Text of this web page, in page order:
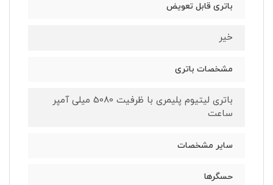
باتری قابل تعویض
خیر
مشخصات باتری
باتری لیتیوم پلیمری با ظرفیت 5080 میلی آمپر
ساعت
سایر مشخصات
حسگرها